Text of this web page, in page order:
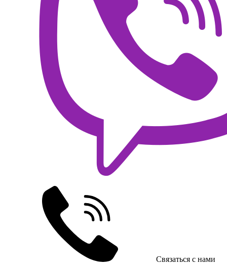
Связаться с нами